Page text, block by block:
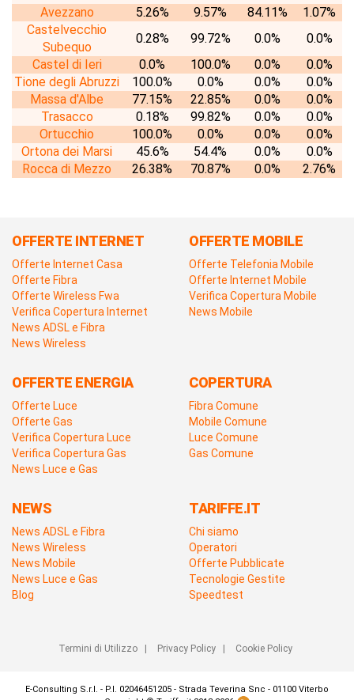
Avezzano
5.26% 9.57% 84.11%
1.07%
Castelvecchio
Subequo
0.28% 99.72% 0.0%
0.0%
Castel di Ieri
0.0% 100.0% 0.0%
0.0%
Tione degli Abruzzi
100.0% 0.0% 0.0%
0.0%
Massa d'Albe
77.15% 22.85% 0.0%
0.0%
Trasacco
0.18% 99.82% 0.0%
0.0%
Ortucchio
100.0% 0.0% 0.0%
0.0%
Ortona dei Marsi
45.6% 54.4% 0.0%
0.0%
Rocca di Mezzo
26.38% 70.87% 0.0% 2.76%
OFFERTE INTERNET
Offerte Internet Casa
Offerte Fibra
Offerte Wireless Fwa
Verifica Copertura Internet
News ADSL e Fibra
News Wireless
OFFERTE MOBILE
Offerte Telefonia Mobile
Offerte Internet Mobile
Verifica Copertura Mobile
News Mobile
OFFERTE ENERGIA
Offerte Luce
Offerte Gas
Verifica Copertura Luce
Verifica Copertura Gas
News Luce e Gas
COPERTURA
Fibra Comune
Mobile Comune
Luce Comune
Gas Comune
NEWS
News ADSL e Fibra
News Wireless
News Mobile
News Luce e Gas
Blog
TARIFFE.IT
Chi siamo
Operatori
Offerte Pubblicate
Tecnologie Gestite
Speedtest
Termini di Utilizzo| Privacy Policy| Cookie Policy
E-Consulting S.r.l. - P.I. 02046451205 - Strada Teverina Snc - 01100 Viterbo